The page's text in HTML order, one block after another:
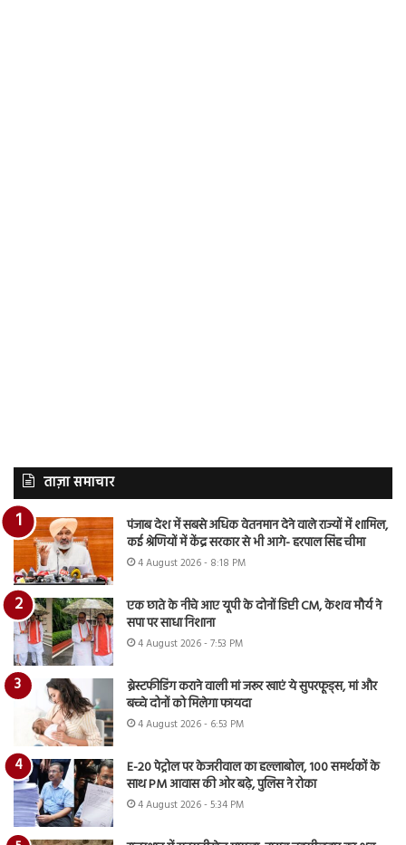
ताज़ा समाचार
पंजाब देश में सबसे अधिक वेतनमान देने वाले राज्यों में शामिल,
कई श्रेणियों में केंद्र सरकार से भी आगे- हरपाल सिंह चीमा
4 August 2026 - 8:18 PM
एक छाते के नीचे आए यूपी के दोनों डिप्टी CM, केशव मौर्य ने
सपा पर साधा निशाना
4 August 2026 - 7:53 PM
ब्रेस्टफीडिंग कराने वाली मां जरूर खाएं ये सुपरफूड्स, मां और
बच्चे दोनों को मिलेगा फायदा
4 August 2026 - 6:53 PM
E-20 पेट्रोल पर केजरीवाल का हल्लाबोल, 100 समर्थकों के
साथ PM आवास की ओर बढ़े, पुलिस ने रोका
4 August 2026 - 5:34 PM